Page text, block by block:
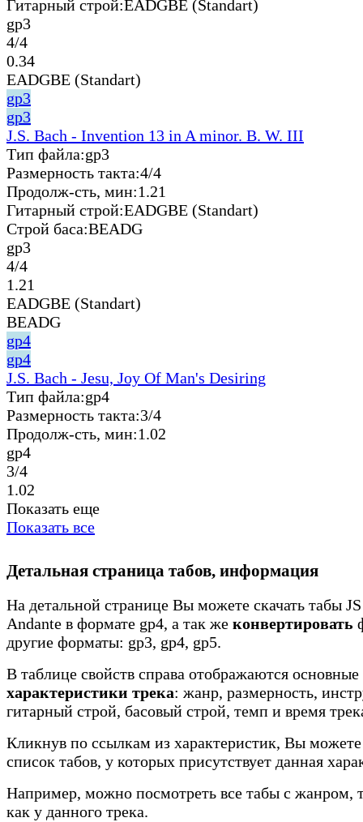
Гитарный строй:EADGBE (Standart)
gp3
4/4
0.34
EADGBE (Standart)
gp3
gp3
J.S. Bach - Invention 13 in A minor. B. W. III
Тип файла:gp3
Размерность такта:4/4
Продолж-сть, мин:1.21
Гитарный строй:EADGBE (Standart)
Строй баса:BEADG
gp3
4/4
1.21
EADGBE (Standart)
BEADG
gp4
gp4
J.S. Bach - Jesu, Joy Of Man's Desiring
Тип файла:gp4
Размерность такта:3/4
Продолж-сть, мин:1.02
gp4
3/4
1.02
Показать еще
Показать все
Детальная страница табов, информация
На детальной странице Вы можете скачать табы
Andante в формате gp4, а так же конвертировать
другие форматы: gp3, gp4, gp5.
В таблице свойств справа отображаются основные
характеристики трека: жанр, размерность,
гитарный строй, басовый строй, темп и время
Кликнув по ссылкам из характеристик, Вы
список табов, у которых присутствует данная
Например, можно посмотреть все табы с жанром,
как у данного трека.